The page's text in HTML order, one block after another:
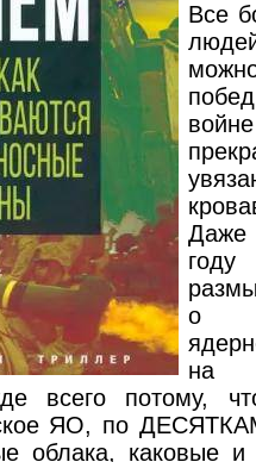
Все
о
на
всего потому,
ЯО, по
облака, каковые